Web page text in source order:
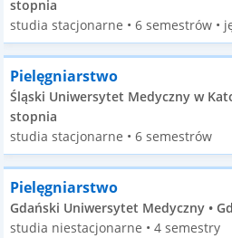
stopnia
studia stacjonarne • 6 semestrów •
Pielęgniarstwo
Śląski Uniwersytet Medyczny w
stopnia
studia stacjonarne • 6 semestrów
Pielęgniarstwo
Gdański Uniwersytet Medyczny •
studia niestacjonarne • 4 semestry